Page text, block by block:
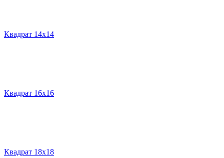
Квадрат 14х14
Квадрат 16х16
Квадрат 18х18